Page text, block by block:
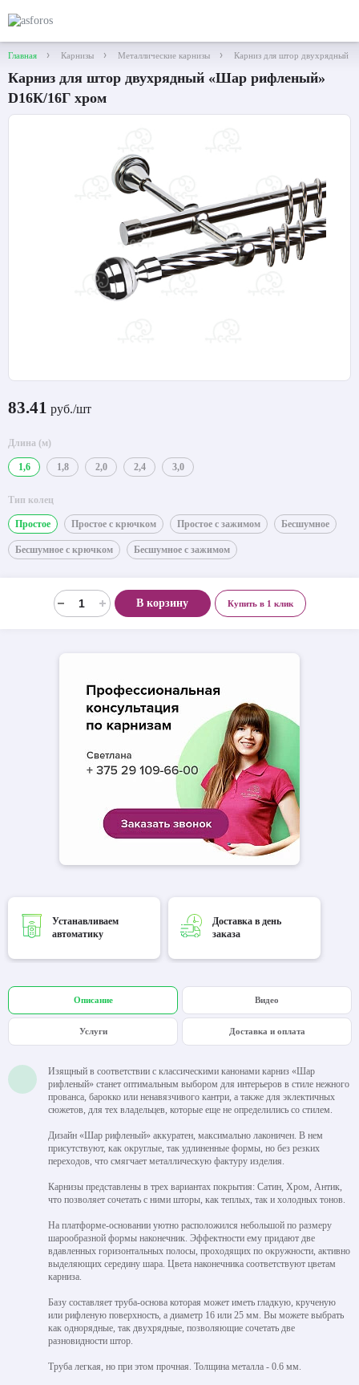
Главная Карнизы Металлические карнизы Карниз для штор двухрядный
Карниз для штор двухрядный «Шар рифленый»
D16К/16Г хром
83.41 руб./шт
Длина (м)
1,6 1,8 2,0 2,4 3,0
Тип колец
Простое Простое с крючком Простое с зажимом Бесшумное
Бесшумное с крючком Бесшумное с зажимом
В корзину Купить в 1 клик
Устанавливаем
автоматику
Доставка в день
заказа
Описание Видео
Услуги Доставка и оплата
Изящный в соответствии с классическими канонами карниз «Шар
рифленый» станет оптимальным выбором для интерьеров в стиле нежного
прованса, барокко или ненавязчивого кантри, а также для эклектичных
сюжетов, для тех владельцев, которые еще не определились со стилем.
Дизайн «Шар рифленый» аккуратен, максимально лаконичен. В нем
присутствуют, как округлые, так удлиненные формы, но без резких
переходов, что смягчает металлическую фактуру изделия.
Карнизы представлены в трех вариантах покрытия: Сатин, Хром, Антик,
что позволяет сочетать с ними шторы, как теплых, так и холодных тонов.
На платформе-основании уютно расположился небольшой по размеру
шарообразной формы наконечник. Эффектности ему придают две
вдавленных горизонтальных полосы, проходящих по окружности, активно
выделяющих середину шара. Цвета наконечника соответствуют цветам
карниза.
Базу составляет труба-основа которая может иметь гладкую, крученую
или рифленую поверхность, а диаметр 16 или 25 мм. Вы можете выбрать
как однорядные, так двухрядные, позволяющие сочетать две
разновидности штор.
Труба легкая, но при этом прочная. Толщина металла - 0.6 мм.